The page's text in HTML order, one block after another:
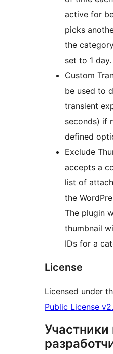
active for
picks
the
set to 1 day.
Custom
be used to
transient
seconds) if
defined
Exclude
accepts a
list of
the
The plugin
thumbnail
IDs for a
License
Licensed under
Public License
Участники